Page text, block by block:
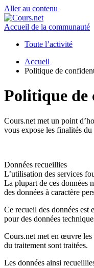
Aller au contenu
Accueil de la communauté
Toute l’activité
Accueil
Politique de
Politique
Cours.net met un point
vous expose les finalités
Données recueillies
L’utilisation des services
La plupart de ces données
des données à caractère
Ce recueil des données est
pour des données
Cours.net met en œuvre les
du traitement sont traitées.
Les données ainsi